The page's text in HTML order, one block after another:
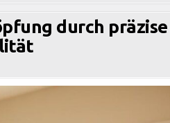
durch präzise